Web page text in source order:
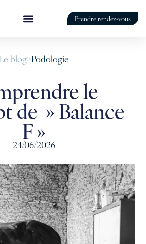
Prendre rendez-vous
blog>Podologie
le
de » Balance
F »
24/06/2026